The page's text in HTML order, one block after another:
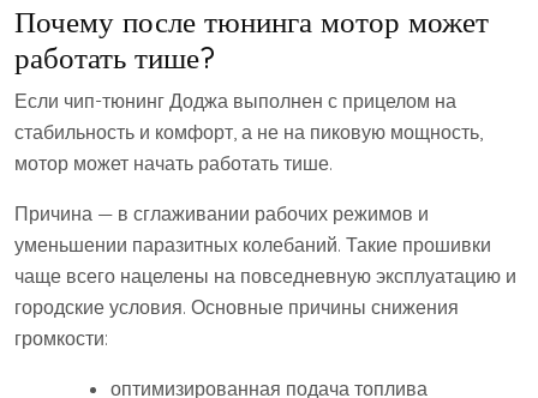
Почему после тюнинга мотор может
работать тише?
Если чип-тюнинг Доджа выполнен с прицелом на
стабильность и комфорт, а не на пиковую мощность,
мотор может начать работать тише.
Причина — в сглаживании рабочих режимов и
уменьшении паразитных колебаний. Такие прошивки
чаще всего нацелены на повседневную эксплуатацию и
городские условия. Основные причины снижения
громкости:
оптимизированная подача топлива